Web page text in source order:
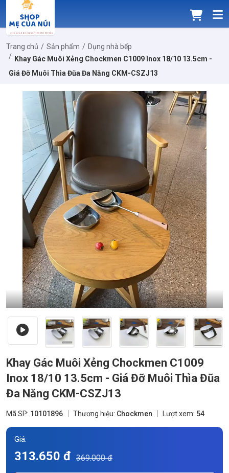
Trang chủ Sản phẩm
Dụng nhà bếp
Khay Gác Muôi Xẻng Chockmen C1009 Inox 18/10 13.5cm -
Giá Đỡ Muôi Thìa Đũa Đa Năng CKM-CSZJ13
Khay Gác Muôi Xẻng Chockmen C1009
Inox 18/10 13.5cm - Giá Đỡ Muôi Thìa Đũa
Đa Năng CKM-CSZJ13
Mã SP: 10101896 Thương hiệu: Chockmen Lượt xem: 54
Giá:
313.650 đ 369.000 đ